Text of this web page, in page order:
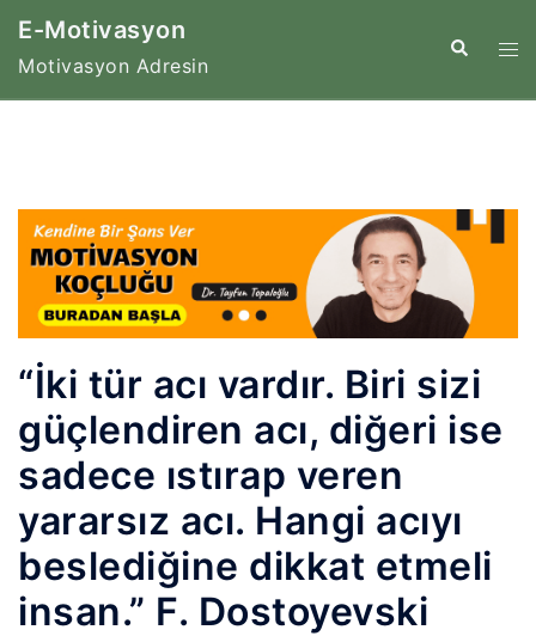
İçeriğe
E-Motivasyon
Motivasyon Adresin
Search
“İki tür acı vardır. Biri sizi
güçlendiren acı, diğeri ise
sadece ıstırap veren
yararsız acı. Hangi acıyı
beslediğine dikkat etmeli
insan.” F. Dostoyevski